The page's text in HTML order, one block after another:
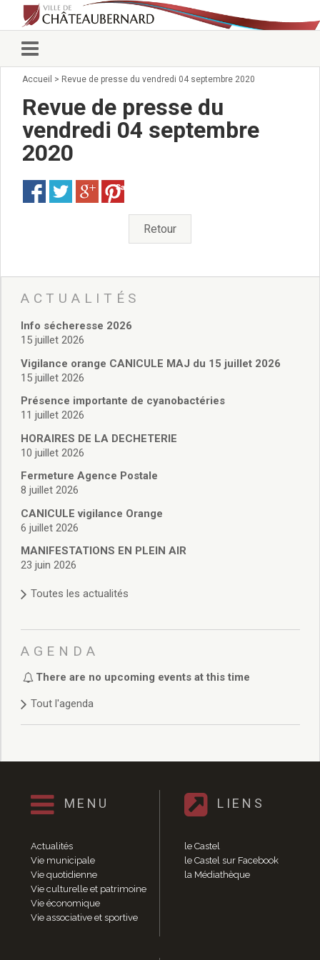
Vie municipale
Conseillers municipaux
Commissions 2026
Prendre rendez-vous
Services municipaux
Organigramme
Pour venir nous voir
État civil/élections/formalités
Affaires Scolaires
Vie associative
Police Municipale/règlementation
Services en ligne
Inscriptions sur les listes électorales
Plan Local d’Urbanisme intercommunal
Actes d’état civil
Budgets
Budget de Fonctionnement
Budget d’Investissement
Conseils municipaux
Règlement du conseil municipal
Déliberations 2026
Délibérations 2024
Délibérations 2022
Délibérations 2021
Délibérations 2019
Délibérations 2018
Délibérations 2012
Délibérations 2009
Délibérations 2008
Agenda réunions publiques
Marchés publics
Toutes les actualités
Accueil > Revue de presse du vendredi 04 septembre 2020
Revue de presse du
vendredi 04 septembre
2020
Save
Retour
ACTUALITÉS
Info sécheresse 2026
15 juillet 2026
Vigilance orange CANICULE MAJ du 15 juillet 2026
15 juillet 2026
Présence importante de cyanobactéries
11 juillet 2026
HORAIRES DE LA DECHETERIE
10 juillet 2026
Fermeture Agence Postale
8 juillet 2026
CANICULE vigilance Orange
6 juillet 2026
MANIFESTATIONS EN PLEIN AIR
23 juin 2026
Toutes les actualités
AGENDA
There are no upcoming events at this time
Tout l'agenda
MENU
Actualités
Vie municipale
Vie quotidienne
Vie culturelle et patrimoine
Vie économique
Vie associative et sportive
LIENS
le Castel
le Castel sur Facebook
la Médiathèque